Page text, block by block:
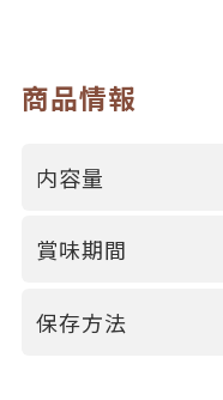
商品情報
内容量
賞味期間
保存方法